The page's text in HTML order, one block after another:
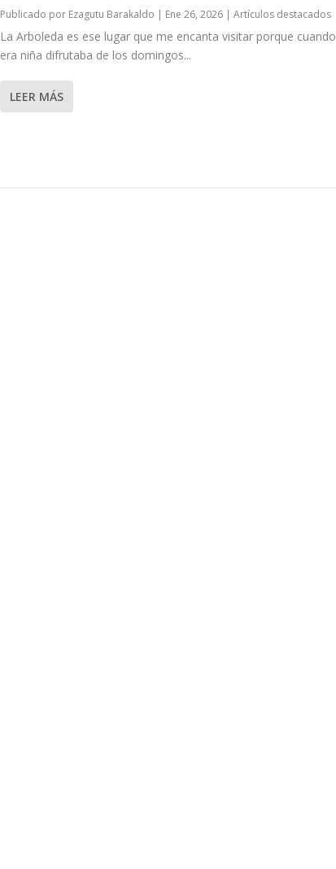
Publicado por Ezagutu Barakaldo | Ene 26, 2026| Artículos destacados
La Arboleda es ese lugar que me encanta visitar porque cuando
era niña difrutaba de los domingos...
LEER MÁS